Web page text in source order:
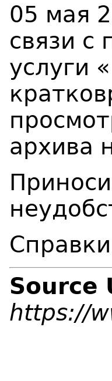
05 мая
связи с
услуги
архива
Source
https://